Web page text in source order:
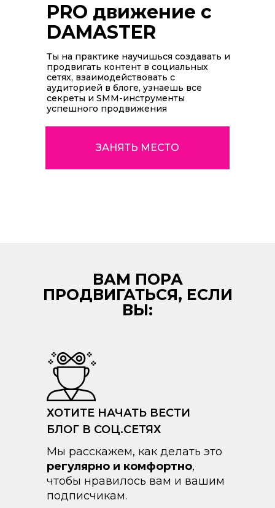
PRO движение с
DAMASTER
ЗАНЯТЬ МЕСТО
Ты на практике научишься создавать и
продвигать контент в социальных
сетях, взаимодействовать с
аудиторией в блоге, узнаешь все
секреты и SMM-инструменты
успешного продвижения
ВАМ ПОРА
ПРОДВИГАТЬСЯ, ЕСЛИ
ВЫ:
ХОТИТЕ НАЧАТЬ ВЕСТИ
БЛОГ В СОЦ.СЕТЯХ
Мы расскажем, как делать это
регулярно и комфортно,
чтобы нравилось вам и вашим
подписчикам.